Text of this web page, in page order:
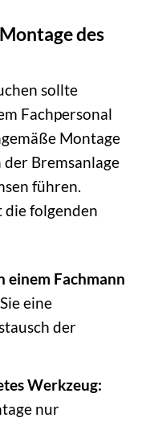
des
sollte
Fachpersonal
Montage
der Bremsanlage
führen.
die folgenden
einem Fachmann
eine
der
Werkzeug:
nur